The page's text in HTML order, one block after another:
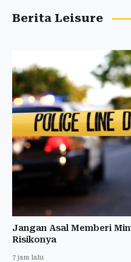
Berita Leisure
Jangan Asal Memberi
Risikonya
7 jam lalu